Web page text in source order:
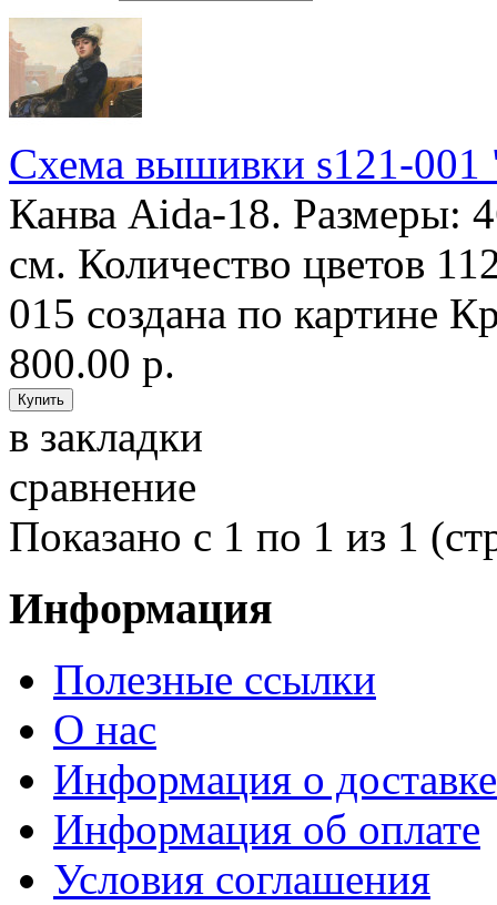
Схема вышивки s121-001
Канва Aida-18. Размеры:
см. Количество цветов
015 создана по картине
800.00 р.
в закладки
сравнение
Показано с 1 по 1 из 1
Информация
Полезные ссылки
О нас
Информация о доставке
Информация об оплате
Условия соглашения